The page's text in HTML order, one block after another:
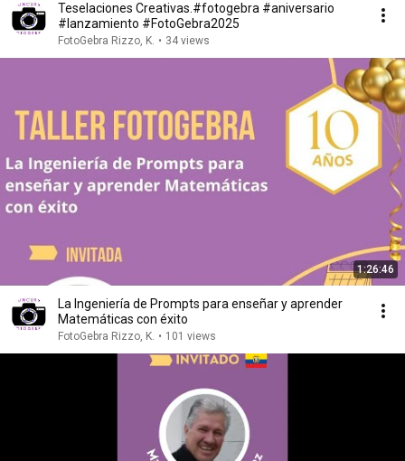
Teselaciones Creativas.#fotogebra #aniversario
#lanzamiento #FotoGebra2025
FotoGebra Rizzo, K. • 34 views
1:26:46
La Ingeniería de Prompts para enseñar y aprender
Matemáticas con éxito
FotoGebra Rizzo, K. • 101 views